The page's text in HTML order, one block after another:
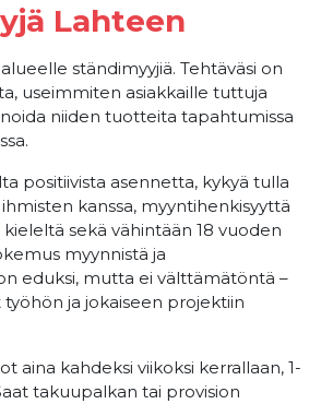
Lahteen
ständimyyjiä. Tehtäväsi on
useimmiten asiakkaille tuttuja
niiden tuotteita tapahtumissa
positiivista asennetta, kykyä tulla
kanssa, myyntihenkisyyttä
sekä vähintään 18 vuoden
myynnistä ja
eduksi, mutta ei välttämätöntä –
ja jokaiseen projektiin
aina kahdeksi viikoksi kerrallaan, 1-
takuupalkan tai provision